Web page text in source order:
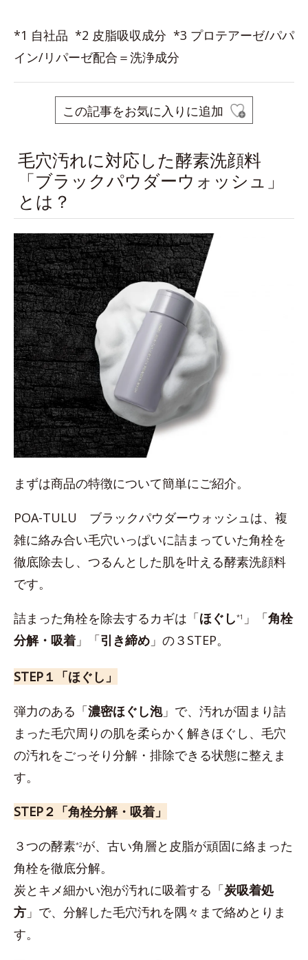
*1 自社品 *2 皮脂吸収成分 *3 プロテアーゼ/パパ
イン/リパーゼ配合＝洗浄成分
この記事をお気に入りに追加
毛穴汚れに対応した酵素洗顔料
「ブラックパウダーウォッシュ」
とは？
まずは商品の特徴について簡単にご紹介。
POA-TULU ブラックパウダーウォッシュは、複
雑に絡み合い毛穴いっぱいに詰まっていた角栓を
徹底除去し、つるんとした肌を叶える酵素洗顔料
です。
詰まった角栓を除去するカギは「ほぐし*1 」「角栓
分解・吸着 」「引き締め 」の３STEP。
STEP１「ほぐし」
弾力のある「濃密ほぐし泡」で、汚れが固まり詰
まった毛穴周りの肌を柔らかく解きほぐし、毛穴
の汚れをごっそり分解・排除できる状態に整えま
す。
STEP２「角栓分解・吸着」
３つの酵素*2が、古い角層と皮脂が頑固に絡まった
角栓を徹底分解。
炭とキメ細かい泡が汚れに吸着する「炭吸着処
方 」で、分解した毛穴汚れを隅々まで絡めとりま
す。